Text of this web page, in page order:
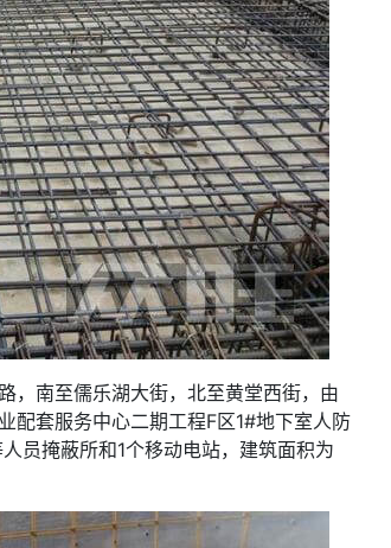
，南至儒乐湖大街，北至黄堂西街，由
配套服务中心二期工程F区1#地下室人防
员掩蔽所和1个移动电站，建筑面积为